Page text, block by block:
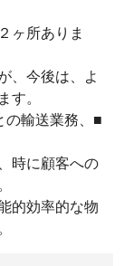
ヶ所ありま
、今後は、よ
。
の輸送業務、■
時に顧客への
的効率的な物